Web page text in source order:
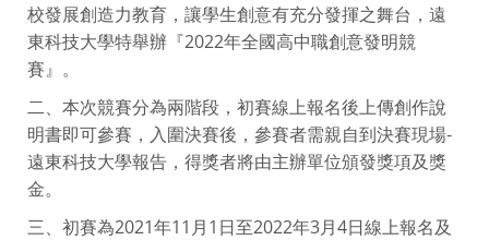
校發展創造力教育，讓學生創意有充分發揮之舞台，遠
東科技大學特舉辦『2022年全國高中職創意發明競
賽』。
二、本次競賽分為兩階段，初賽線上報名後上傳創作說
明書即可參賽，入圍決賽後，參賽者需親自到決賽現場-
遠東科技大學報告，得獎者將由主辦單位頒發獎項及獎
金。
三、初賽為2021年11月1日至2022年3月4日線上報名及